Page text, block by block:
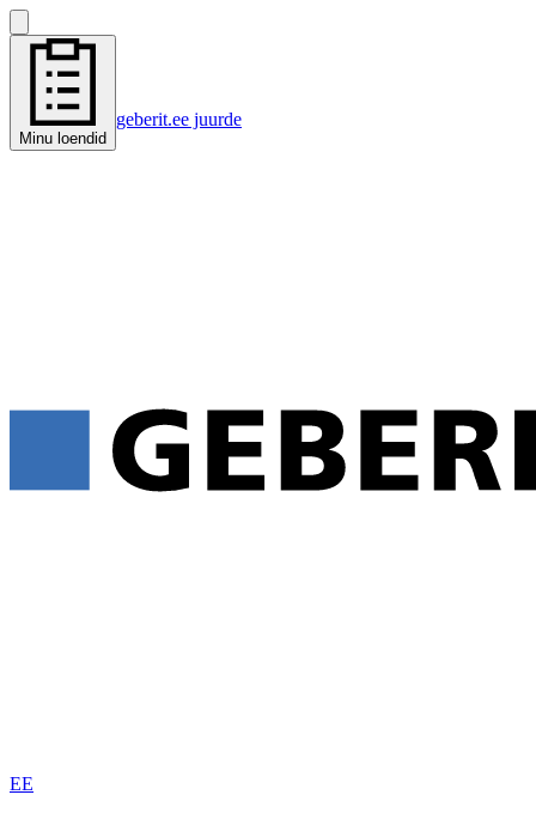
Minu loendid
geberit.ee juurde
EE